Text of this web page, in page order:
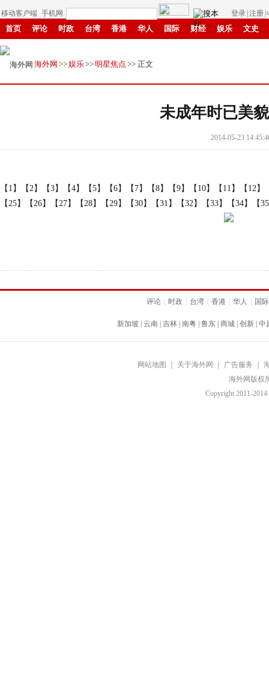
移动客户端 手机网 登录 注册
首页 评论 时政 台湾 香港 华人 国际 财经 娱乐 文史
中原
海外网 >>娱乐>>明星焦点 >> 正文
未成年时已美
2014-05-23
【1】 【2】 【3】 【4】 【5】 【6】 【7】 【8】 【9】 【10】 【11】 【12】
【25】
【26】 【27】 【28】 【29】 【30】 【31】 【32】 【33】 【34】 【
评论 时政 台湾 香港 华人 国际
新加坡 云南 吉林 南粤 鲁东 商城 创新 中
网站地图 关于海外网 广告服务
海外网版权
Copyright 2011-